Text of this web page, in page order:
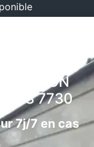
7730
7j/7 en cas